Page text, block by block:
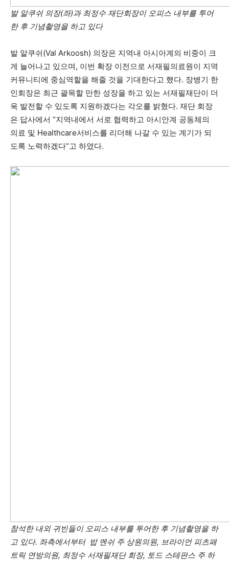
발 알쿠쉬 의장(좌)과 최정수 재단회장이 오피스 내부를 투어
한 후 기념촬영을 하고 있다
발 알쿠쉬(Val Arkoosh) 의장은 지역내 아시아계의 비중이 크
게 늘어나고 있으며, 이번 확장 이전으로 서재필의료원이 지역
커뮤니티에 중심역할을 해줄 것을 기대한다고 했다. 장병기 한
인회장은 최근 괄목할 만한 성장을 하고 있는 서재필재단이 더
욱 발전할 수 있도록 지원하겠다는 각오를 밝혔다. 재단 회장
은 답사에서 “지역내에서 서로 협력하고 아시안계 공동체의
의료 및 Healthcare서비스를 리더해 나갈 수 있는 계기가 되
도록 노력하겠다”고 하였다.
참석한 내외 귀빈들이 오피스 내부를 투어한 후 기념촬영을 하
고 있다. 좌측에서부터 밥 멘쉬 주 상원의원, 브라이언 피츠패
트릭 연방의원, 최정수 서재필재단 회장, 토드 스테판스 주 하